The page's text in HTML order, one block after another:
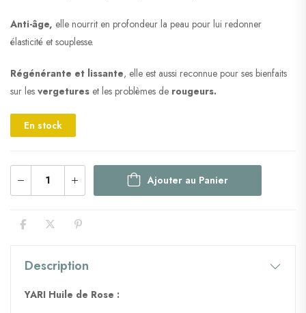
Anti-âge, elle nourrit en profondeur la peau pour lui redonner
élasticité et souplesse.
Régénérante et lissante, elle est aussi reconnue pour ses bienfaits
sur les vergetures et les problèmes de rougeurs.
En stock
Ajouter au Panier
Description
YARI Huile de Rose :